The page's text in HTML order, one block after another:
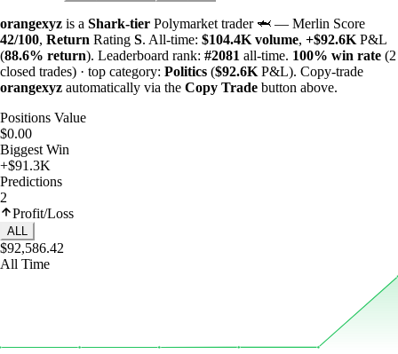
orangexyz is a Shark-tier Polymarket trader 🦈 — Merlin Score
42/100, Return Rating S. All-time: $104.4K volume, +$92.6K P&L
(88.6% return). Leaderboard rank: #2081 all-time. 100% win rate (2
closed trades) · top category: Politics ($92.6K P&L). Copy-trade
orangexyz automatically via the Copy Trade button above.
Positions Value
$0.00
Biggest Win
+$91.3K
Predictions
2
Profit/Loss
ALL
$92,586.42
All Time